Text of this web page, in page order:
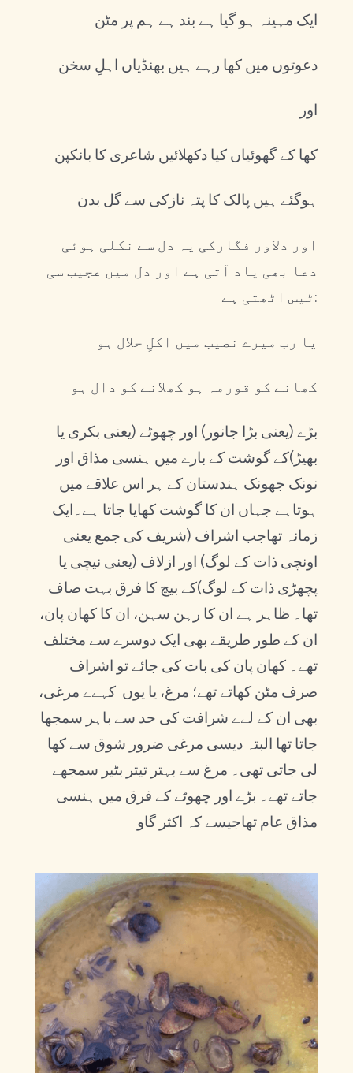
ایک مہینہ ہو گیا ہے بند ہے ہم پر مٹن
دعوتوں میں کھا رہے ہیں بھنڈیاں اہلِ سخن
اور
کھا کے گھوئیاں کیا دکھلائیں شاعری کا بانکپن
ہوگئے ہیں پالک کا پتہ نازکی سے گل بدن
اور دلاور فگارکی یہ دل سے نکلی ہوئی
دعا بھی یاد آتی ہے اور دل میں عجیب سی
ٹیس اٹھتی ہے:
یا رب میرے نصیب میں اکلِ حلال ہو
کھانے کو قورمہ ہو کھلانے کو دال ہو
بڑے (یعنی بڑا جانور) اور چھوٹے (یعنی بکری یا
بھیڑ)کے گوشت کے بارے میں ہنسی مذاق اور
نونک جھونک ہندستان کے ہر اس علاقے میں
ہوتاہے جہاں ان کا گوشت کھایا جاتا ہے۔ایک
زمانہ تھاجب اشراف (شریف کی جمع یعنی
اونچی ذات کے لوگ) اور ازلاف (یعنی نیچی یا
پچھڑی ذات کے لوگ)کے بیچ کا فرق بہت صاف
تھا۔ ظاہر ہے ان کا رہن سہن، ان کا کھان پان،
ان کے طور طریقے بھی ایک دوسرے سے مختلف
تھے۔ کھان پان کی بات کی جائے تو اشراف
صرف مٹن کھاتے تھے؛ مرغ، یا یوں کہےے مرغی،
بھی ان کے لےے شرافت کی حد سے باہر سمجھا
جاتا تھا البتہ دیسی مرغی ضرور شوق سے کھا
لی جاتی تھی۔ مرغ سے بہتر تیتر بٹیر سمجھے
جاتے تھے۔ بڑے اور چھوٹے کے فرق میں ہنسی
مذاق عام تھاجیسے کہ اکثر گاو